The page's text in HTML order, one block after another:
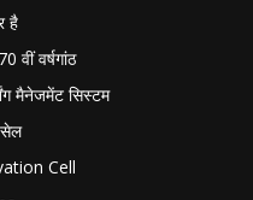
है
वीं वर्षगांठ
मैनेजमेंट सिस्टम
Cell